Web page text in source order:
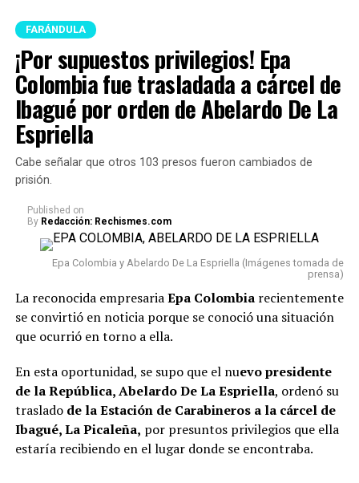
FARÁNDULA
¡Por supuestos privilegios! Epa
Colombia fue trasladada a cárcel de
Ibagué por orden de Abelardo De La
Espriella
Cabe señalar que otros 103 presos fueron cambiados de
prisión.
Published on
By Redacción: Rechismes.com
Epa Colombia y Abelardo De La Espriella (Imágenes tomada de
prensa)
La reconocida empresariaEpa Colombiarecientemente
se convirtió en noticia porque se conoció una situación
que ocurrió en torno a ella.
En esta oportunidad, se supo que el nuevo presidente
de la República, Abelardo De La Espriella, ordenó su
traslado de la Estación de Carabineros a la cárcel de
Ibagué, La Picaleña, por presuntos privilegios que ella
estaría recibiendo en el lugar donde se encontraba.